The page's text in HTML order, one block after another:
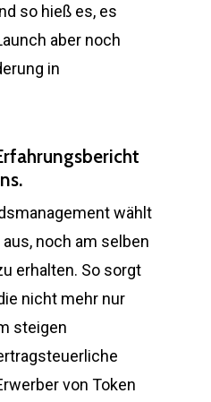
so hieß es, es
aber noch
in
wählt
noch am selben
erhalten. So sorgt
nicht mehr nur
steigen
von Token